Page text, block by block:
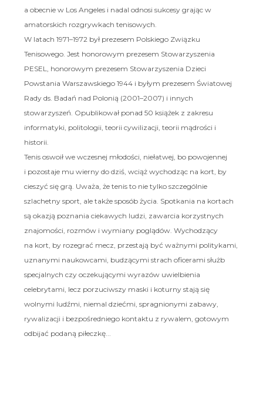
a obecnie w Los Angeles i nadal odnosi sukcesy grając w
amatorskich rozgrywkach tenisowych.
W latach 1971–1972 był prezesem Polskiego Związku
Tenisowego. Jest honorowym prezesem Stowarzyszenia
PESEL, honorowym prezesem Stowarzyszenia Dzieci
Powstania Warszawskiego 1944 i byłym prezesem Światowej
Rady ds. Badań nad Polonią (2001–2007) i innych
stowarzyszeń. Opublikował ponad 50 książek z zakresu
informatyki, politologii, teorii cywilizacji, teorii mądrości i
historii.
Tenis oswoił we wczesnej młodości, niełatwej, bo powojennej
i pozostaje mu wierny do dziś, wciąż wychodząc na kort, by
cieszyć się grą. Uważa, że tenis to nie tylko szczególnie
szlachetny sport, ale także sposób życia. Spotkania na kortach
są okazją poznania ciekawych ludzi, zawarcia korzystnych
znajomości, rozmów i wymiany poglądów. Wychodzący
na kort, by rozegrać mecz, przestają być ważnymi politykami,
uznanymi naukowcami, budzącymi strach oficerami służb
specjalnych czy oczekującymi wyrazów uwielbienia
celebrytami, lecz porzuciwszy maski i koturny stają się
wolnymi ludźmi, niemal dziećmi, spragnionymi zabawy,
rywalizacji i bezpośredniego kontaktu z rywalem, gotowym
odbijać podaną piłeczkę...